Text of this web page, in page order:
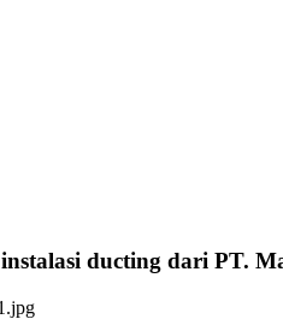
ducting dari PT.